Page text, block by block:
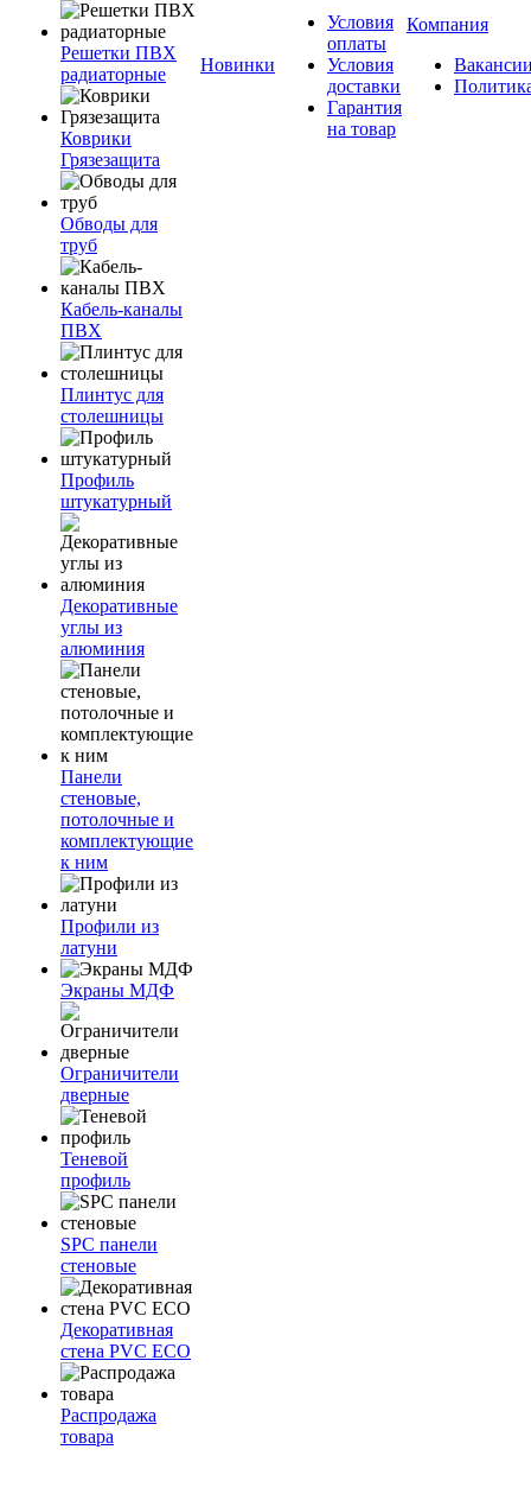
Решетки ПВХ
радиаторные
Коврики
Грязезащита
Обводы для
труб
Кабель-каналы
ПВХ
Плинтус для
столешницы
Профиль
штукатурный
Декоративные
углы из
алюминия
Панели
стеновые,
потолочные и
комплектующие
к ним
Профили из
латуни
Экраны МДФ
Ограничители
дверные
Теневой
профиль
SPC панели
стеновые
Декоративная
стена PVC ECO
Распродажа
товара
Новинки
Условия
оплаты
Условия
доставки
Гарантия
на товар
Компания